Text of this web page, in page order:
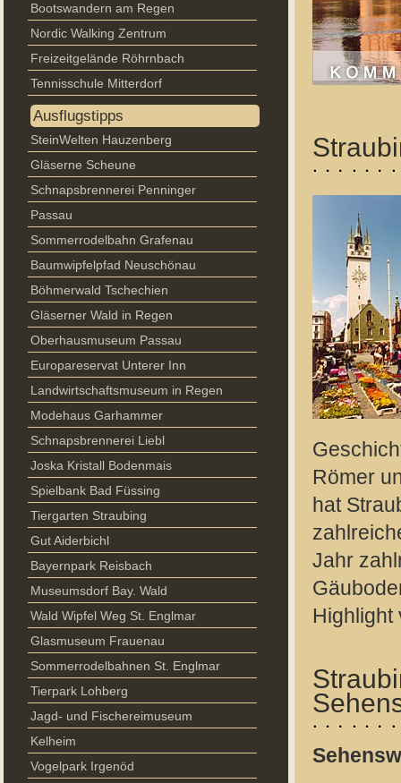
Bootswandern am Regen
Nordic Walking Zentrum
Freizeitgelände Röhrnbach
Tennisschule Mitterdorf
Ausflugstipps
SteinWelten Hauzenberg
Gläserne Scheune
Schnapsbrennerei Penninger
Passau
Sommerrodelbahn Grafenau
Baumwipfelpfad Neuschönau
Böhmerwald Tschechien
Gläserner Wald in Regen
Oberhausmuseum Passau
Europareservat Unterer Inn
Landwirtschaftsmuseum in Regen
Modehaus Garhammer
Schnapsbrennerei Liebl
Joska Kristall Bodenmais
Spielbank Bad Füssing
Tiergarten Straubing
Gut Aiderbichl
Bayernpark Reisbach
Museumsdorf Bay. Wald
Wald Wipfel Weg St. Englmar
Glasmuseum Frauenau
Sommerrodelbahnen St. Englmar
Tierpark Lohberg
Jagd- und Fischereimuseum
Kelheim
Vogelpark Irgenöd
Römer
hat
Jahr
Highlight